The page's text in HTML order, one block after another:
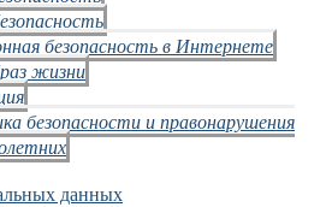
безопасность в Интернете
жизни
безопасности и правонарушения
данных